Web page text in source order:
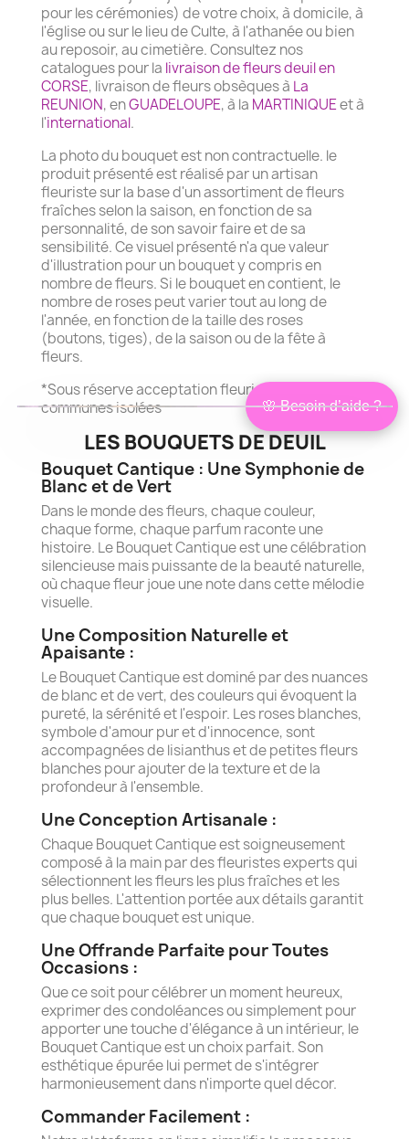
pour les cérémonies) de votre choix, à domicile, à
l'église ou sur le lieu de Culte, à l'athanée ou bien
au reposoir, au cimetière. Consultez nos
catalogues pour la livraison de fleurs deuil en
CORSE, livraison de fleurs obsèques à La
REUNION, enGUADELOUPE, à la MARTINIQUEet à
l'international.
La photo du bouquet est non contractuelle. le
produit présenté est réalisé par un artisan
fleuriste sur la base d'un assortiment de fleurs
fraîches selon la saison, en fonction de sa
personnalité, de son savoir faire et de sa
sensibilité. Ce visuel présenté n'a que valeur
d'illustration pour un bouquet y compris en
nombre de fleurs. Si le bouquet en contient, le
nombre de roses peut varier tout au long de
l'année, en fonction de la taille des roses
(boutons, tiges), de la saison ou de la fête à
fleurs.
*Sous réserve acceptation fleuriste local pour les
communes isolées
LES BOUQUETS DE DEUIL
Bouquet Cantique : Une Symphonie de
Blanc et de Vert
Dans le monde des fleurs, chaque couleur,
chaque forme, chaque parfum raconte une
histoire. Le Bouquet Cantique est une célébration
silencieuse mais puissante de la beauté naturelle,
où chaque fleur joue une note dans cette mélodie
visuelle.
Une Composition Naturelle et
Apaisante :
Le Bouquet Cantique est dominé par des nuances
de blanc et de vert, des couleurs qui évoquent la
pureté, la sérénité et l'espoir. Les roses blanches,
symbole d'amour pur et d'innocence, sont
accompagnées de lisianthus et de petites fleurs
blanches pour ajouter de la texture et de la
profondeur à l'ensemble.
Une Conception Artisanale :
Chaque Bouquet Cantique est soigneusement
composé à la main par des fleuristes experts qui
sélectionnent les fleurs les plus fraîches et les
plus belles. L'attention portée aux détails garantit
que chaque bouquet est unique.
Une Offrande Parfaite pour Toutes
Occasions :
Que ce soit pour célébrer un moment heureux,
exprimer des condoléances ou simplement pour
apporter une touche d'élégance à un intérieur, le
Bouquet Cantique est un choix parfait. Son
esthétique épurée lui permet de s'intégrer
harmonieusement dans n'importe quel décor.
Commander Facilement :
🌸 Besoin d’aide ?
×
Bonjour,
je suis Isabelle
Conseillère
Je peux vous aider à choisir les
fleurs les plus adaptées à votre
situation, en lien avec le défunt et à
❤ Être conseillé
Je préfère choisir seul